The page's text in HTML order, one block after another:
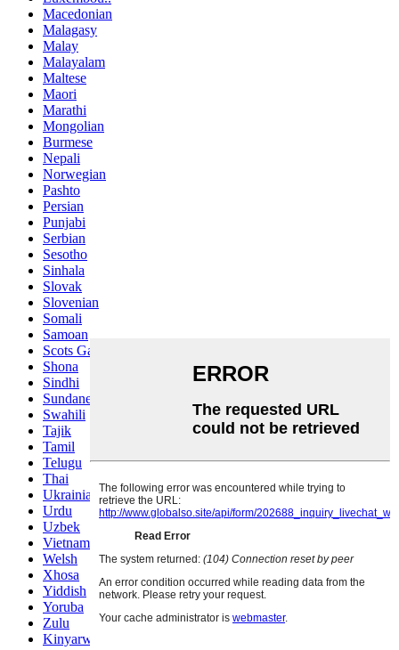
Macedonian
Malagasy
Malay
Malayalam
Maltese
Maori
Marathi
Mongolian
Burmese
Nepali
Norwegian
Pashto
Persian
Punjabi
Serbian
Sesotho
Sinhala
Slovak
Slovenian
Somali
Samoan
Scots Gaelic
Shona
Sindhi
Sundanese
Swahili
Tajik
Tamil
Telugu
Thai
Ukrainian
Urdu
Uzbek
Vietnamese
Welsh
Xhosa
Yiddish
Yoruba
Zulu
Kinyarwanda